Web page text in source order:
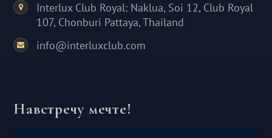
Interlux Club Royal: Naklua, Soi 12, Club Royal
107, Chonburi Pattaya, Thailand
info@interluxclub.com
Навстречу мечте!